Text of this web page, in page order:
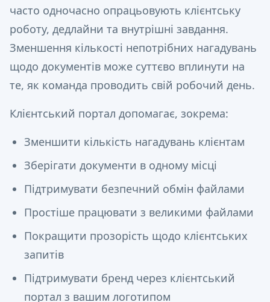
часто одночасно опрацьовують клієнтську
роботу, дедлайни та внутрішні завдання.
Зменшення кількості непотрібних нагадувань
щодо документів може суттєво вплинути на
те, як команда проводить свій робочий день.
Клієнтський портал допомагає, зокрема:
Зменшити кількість нагадувань клієнтам
Зберігати документи в одному місці
Підтримувати безпечний обмін файлами
Простіше працювати з великими файлами
Покращити прозорість щодо клієнтських
запитів
Підтримувати бренд через клієнтський
портал з вашим логотипом